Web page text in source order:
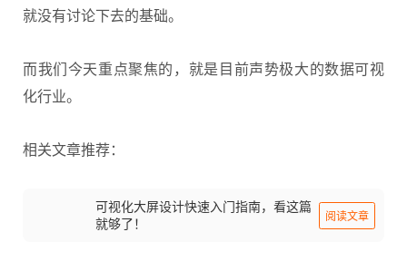
就没有讨论下去的基础。
而我们今天重点聚焦的，就是目前声势极大的数据可视
化行业。
相关文章推荐：
可视化大屏设计快速入门指南，看这篇
就够了！
阅读文章